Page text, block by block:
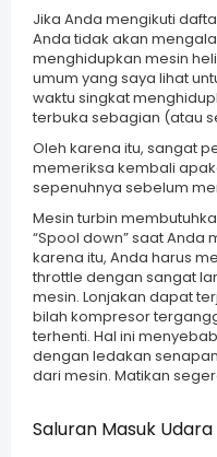
Jika Anda mengikuti
Anda tidak akan
menghidupkan mesin
umum yang saya lihat
waktu singkat
terbuka sebagian (atau
Oleh karena itu, sangat
memeriksa kembali
sepenuhnya sebelum
Mesin turbin
“Spool down” saat Anda
karena itu, Anda harus
throttle dengan sangat
mesin. Lonjakan dapat
bilah kompresor
terhenti. Hal ini
dengan ledakan
dari mesin. Matikan
Saluran Masuk Udara